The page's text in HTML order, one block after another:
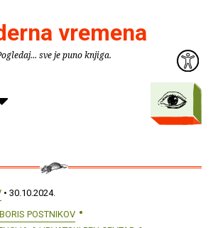
vremena
sve je puno knjiga.
• 30.10.2024.
BORIS POSTNIKOV